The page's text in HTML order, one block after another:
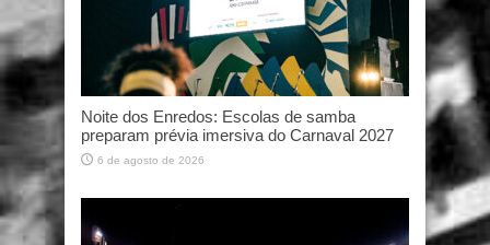
Noite dos Enredos: Escolas de samba
preparam prévia imersiva do Carnaval 2027
6 de agosto de 2026